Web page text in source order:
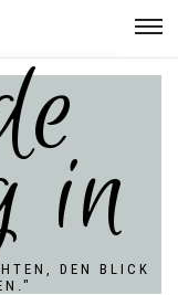
in
DEN BLICK N